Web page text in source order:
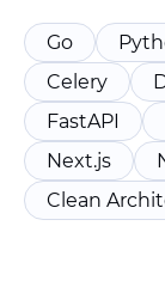
Go
Celery
FastAPI
Next.js
Clean